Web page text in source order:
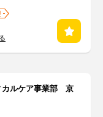
カルケア事業部 京